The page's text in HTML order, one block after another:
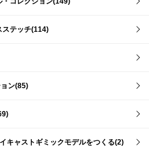
ステッチ(114)
ン(85)
キャストギミックモデルをつくる(2)